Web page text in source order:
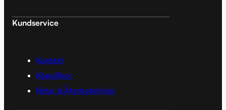
Kundservice
Kontakt
Köpvillkor
Retur & Återbetalning